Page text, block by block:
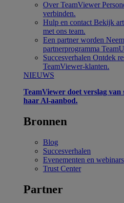
Over TeamViewer
verbinden.
Hulp en contact Bekijk
met ons team.
Een partner worden
partnerprogramma
Succesverhalen Ontdek
TeamViewer-klanten.
NIEUWS
TeamViewer doet verslag van
haar Al-aanbod.
Bronnen
Blog
Succesverhalen
Evenementen en webinars
Trust Center
Partner